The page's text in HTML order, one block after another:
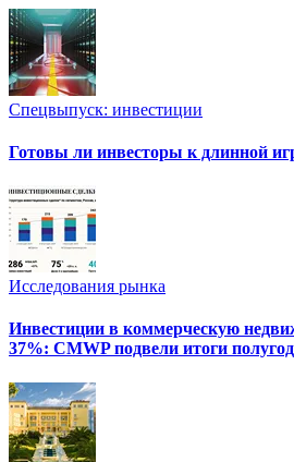
Спецвыпуск: инвестиции
Готовы ли инвесторы к длинной
Исследования рынка
Инвестиции в коммерческую
37%: CMWP подвели итоги